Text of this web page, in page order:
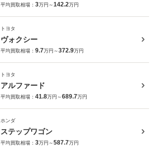
平均買取相場： 3万円～142.2万円
トヨタ
ヴォクシー
平均買取相場： 9.7万円～372.9万円
トヨタ
アルファード
平均買取相場： 41.8万円～689.7万円
ホンダ
ステップワゴン
平均買取相場： 3万円～587.7万円